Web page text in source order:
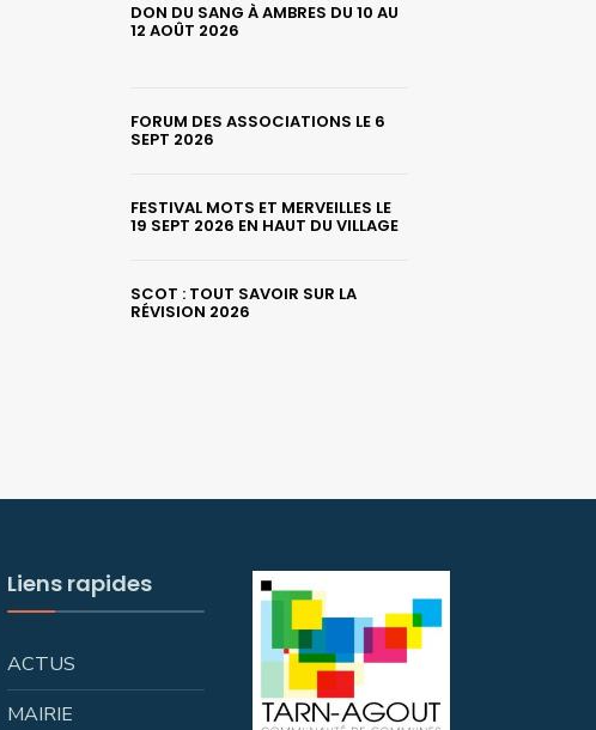
DON DU SANG À AMBRES DU 10 AU
12 AOÛT 2026
FORUM DES ASSOCIATIONS LE 6
SEPT 2026
FESTIVAL MOTS ET MERVEILLES LE
19 SEPT 2026 EN HAUT DU VILLAGE
SCOT : TOUT SAVOIR SUR LA
RÉVISION 2026
Liens rapides
ACTUS
MAIRIE